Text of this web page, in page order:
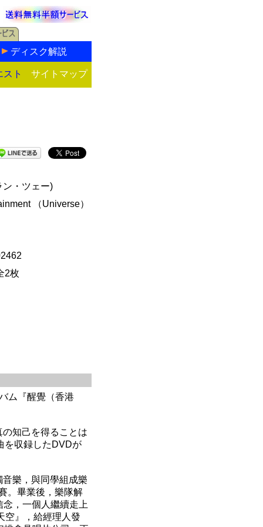
ディスク解説
スト サイトマップ
ン・ツェー)
（Universe）
2枚
ム『醒覺（香港
知己を得ることは
を収録したDVDが
樂，與同學組成樂
。畢業後，樂隊解
，一個人繼續走上
空』，給經理人發